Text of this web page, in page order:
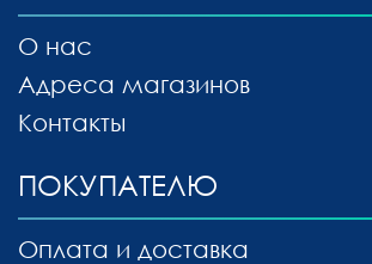
О нас
Адреса магазинов
Контакты
ПОКУПАТЕЛЮ
Оплата и доставка